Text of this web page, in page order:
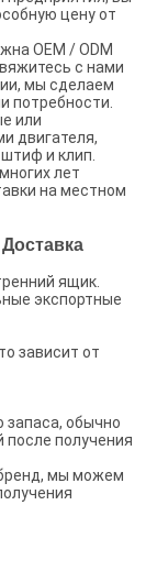
цену от
OEM / ODM
с нами
мы сделаем
потребности.
или
двигателя,
и клип.
лет
на местном
ящик.
экспортные
зависит от
запаса, обычно
получения
мы можем